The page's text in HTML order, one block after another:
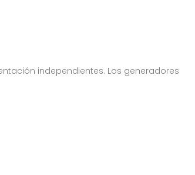
independientes. Los generadores